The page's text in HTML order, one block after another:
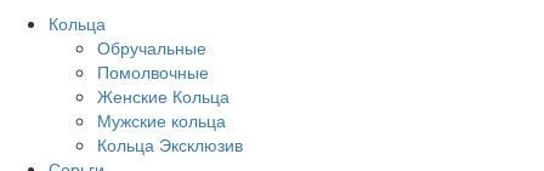
Кольца
Обручальные
Помолвочные
Женские Кольца
Мужские кольца
Кольца Эксклюзив